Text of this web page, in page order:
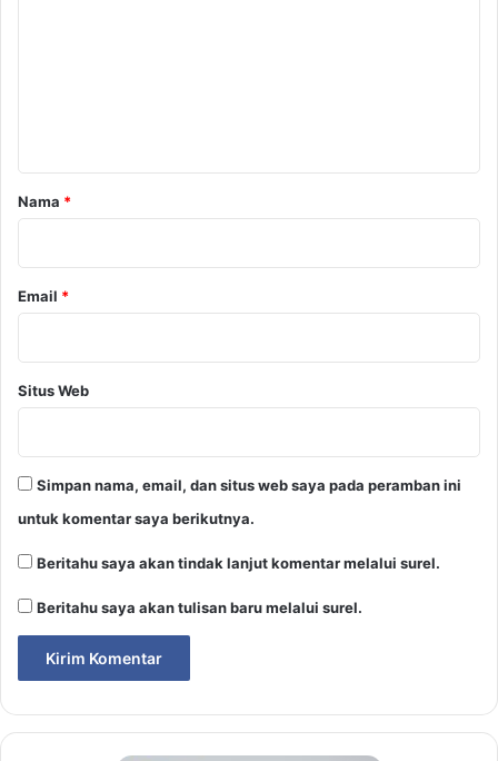
r
Nama *
Email *
Situs Web
Simpan nama, email, dan situs web saya pada peramban ini
untuk komentar saya berikutnya.
Beritahu saya akan tindak lanjut komentar melalui surel.
Beritahu saya akan tulisan baru melalui surel.